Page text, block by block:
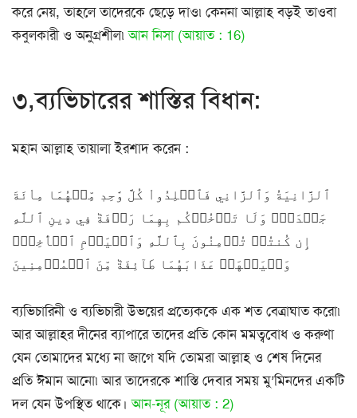
করে নেয়, তাহলে তাদেরকে ছেড়ে দাও৷ কেননা আল্লাহ বড়ই তাওবা
কবুলকারী ও অনুগ্রশীল৷আন নিসা (আয়াত : 16)
৩,ব্যভিচারের শাস্তির বিধান:
মহান আল্লাহ তায়ালা ইরশাদ করেন :
ٱلزَّانِيَةُ وَٱلزَّانِي فَٱجۡلِدُواْ كُلَّ وَٰحِدٖ مِّنۡهُمَا مِاْئَةَ
جَلۡدَةٖۖ وَلَا تَأۡخُذۡكُم بِهِمَا رَأۡفَةٞ فِي دِينِ ٱللَّهِ
إِن كُنتُمۡ تُؤۡمِنُونَ بِٱللَّهِ وَٱلۡيَوۡمِ ٱلۡأٓخِرِۖ
وَلۡيَشۡهَدۡ عَذَابَهُمَا طَآئِفَةٞ مِّنَ ٱلۡمُؤۡمِنِينَ
ব্যভিচারিনী ও ব্যভিচারী উভয়ের প্রত্যেককে এক শত বেত্রাঘাত করো৷
আর আল্লাহর দীনের ব্যাপারে তাদের প্রতি কোন মমত্ববোধ ও করুণা
যেন তোমাদের মধ্যে না জাগে যদি তোমরা আল্লাহ ও শেষ দিনের
প্রতি ঈমান আনো৷ আর তাদেরকে শাস্তি দেবার সময় মু’মিনদের একটি
দল যেন উপস্থিত থাকে।আন-নূর (আয়াত : 2)